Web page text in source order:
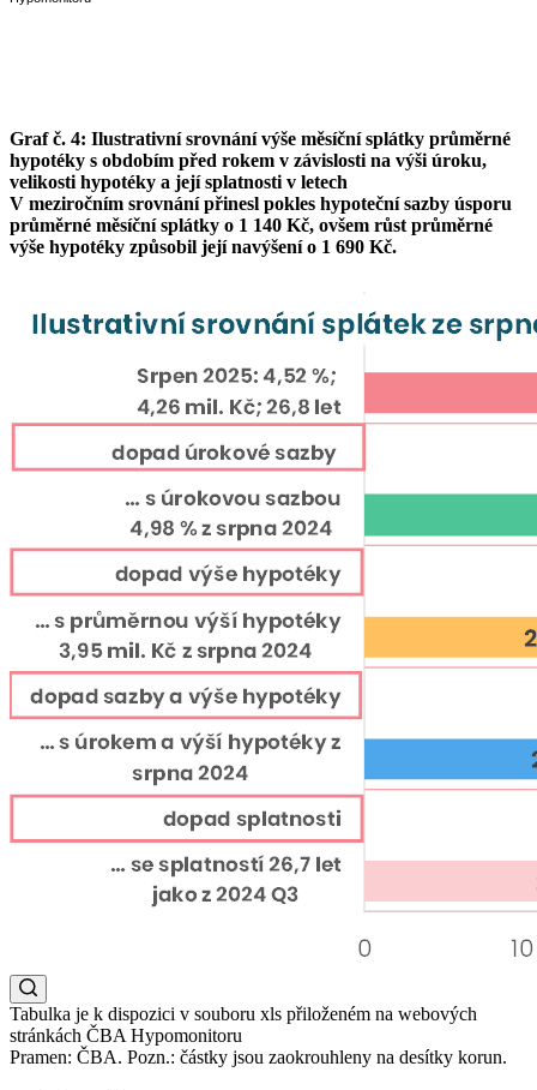
Graf č. 4: Ilustrativní srovnání výše měsíční splátky průměrné
hypotéky s obdobím před rokem v závislosti na výši úroku,
velikosti hypotéky a její splatnosti v letech
V meziročním srovnání přinesl pokles hypoteční sazby úsporu
průměrné měsíční splátky o 1 140 Kč, ovšem růst průměrné
výše hypotéky způsobil její navýšení o 1 690 Kč.
Tabulka je k dispozici v souboru xls přiloženém na webových
stránkách ČBA Hypomonitoru
Pramen: ČBA. Pozn.: částky jsou zaokrouhleny na desítky korun.